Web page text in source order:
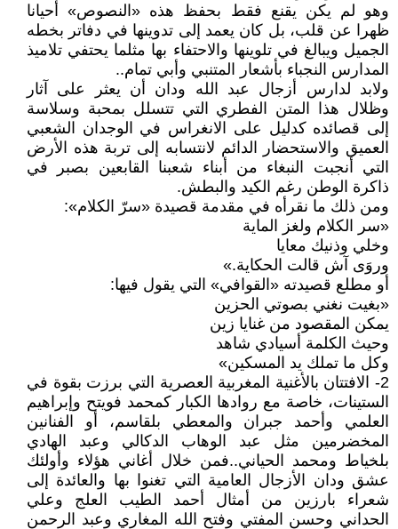
وهو لم يكن يقنع فقط بحفظ هذه «النصوص» أحيانا
ظهرا عن قلب، بل كان يعمد إلى تدوينها في دفاتر بخطه
الجميل ويبالغ في تلوينها والاحتفاء بها مثلما يحتفي تلاميذ
المدارس النجباء بأشعار المتنبي وأبي تمام..
ولابد لدارس أزجال عبد الله ودان أن يعثر على آثار
وظلال هذا المتن الفطري التي تتسلل بمحبة وسلاسة
إلى قصائده كدليل على الانغراس في الوجدان الشعبي
العميق والاستحضار الدائم لانتسابه إلى تربة هذه الأرض
التي أنجبت النبغاء من أبناء شعبنا القابعين بصبر في
ذاكرة الوطن رغم الكيد والبطش.
ومن ذلك ما نقرأه في مقدمة قصيدة «سرّ الكلام»:
«سر الكلام ولغز الماية
وخلي وذنيك معايا
وروَى آش قالت الحكاية.»
أو مطلع قصيدته «القوافي» التي يقول فيها:
«بغيت نغني بصوتي الحزين
يمكن المقصود من غنايا زين
وحيث الكلمة أسيادي شاهد
وكل ما تملك يد المسكين»
2- الافتتان بالأغنية المغربية العصرية التي برزت بقوة في
الستينات، خاصة مع روادها الكبار كمحمد فويتح وإبراهيم
العلمي وأحمد جبران والمعطي بلقاسم، أو الفنانين
المخضرمين مثل عبد الوهاب الدكالي وعبد الهادي
بلخياط ومحمد الحياني..فمن خلال أغاني هؤلاء وأولئك
عشق ودان الأزجال العامية التي تغنوا بها والعائدة إلى
شعراء بارزين من أمثال أحمد الطيب العلج وعلي
الحداني وحسن المفتي وفتح الله المغاري وعبد الرحمن